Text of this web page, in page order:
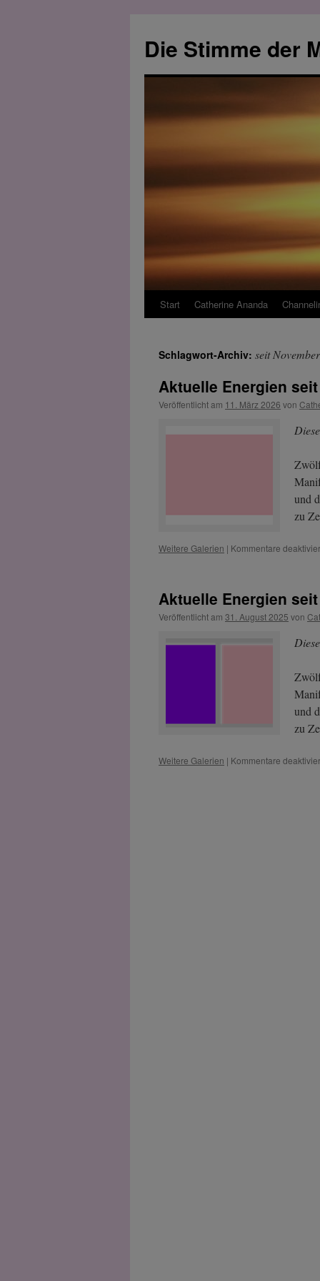
springen
Die Stimme der
Start Catherine Ananda
Schlagwort-Archiv: seit
Aktuelle Energien
Veröffentlicht am 11. März 2026 von
und
zu
Weitere Galerien | Kommentare
Aktuelle Energien
Veröffentlicht am 31. August 2025 von
und
zu
Weitere Galerien | Kommentare